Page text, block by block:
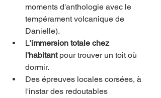
moments d'anthologie avec le
tempérament volcanique de
Danielle).
L'immersion totale chez
l'habitant pour trouver un toit où
dormir.
Des épreuves locales corsées, à
l'instar des redoutables